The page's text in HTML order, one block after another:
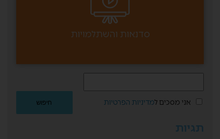
סדנאות והשתלמויות
אני מסכים למדיניות הפרטיות
תגיות